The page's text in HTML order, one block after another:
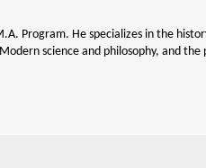
Program. He specializes in the
science and philosophy, and the